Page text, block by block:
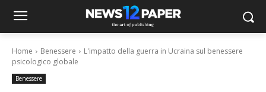
Home Benessere
L'impatto della guerra in Ucraina sul benessere
psicologico globale
Benessere